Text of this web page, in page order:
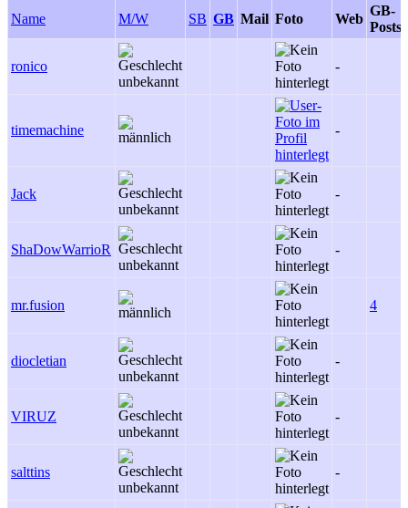
Name M/W SB GB Mail Foto Web
GB-
Posts
ronico -
timemachine -
Jack -
ShaDowWarrioR -
mr.fusion 4
diocletian -
VIRUZ -
salttins -